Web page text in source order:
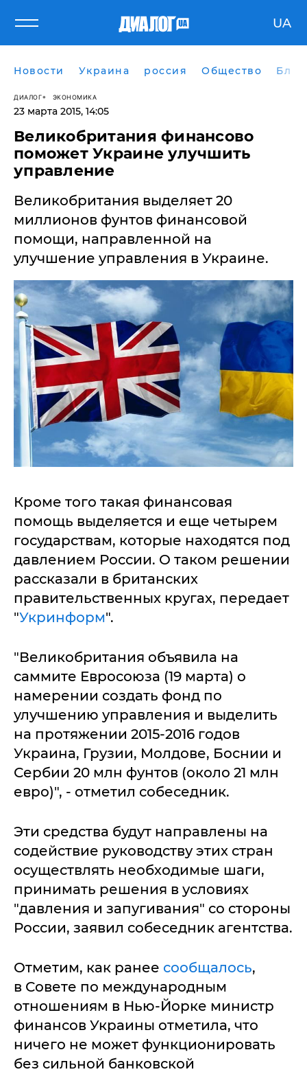
UA
Новости Украина россия Общество
ДИАЛОГ ЭКОНОМИКА
23 марта 2015, 14:05
Великобритания финансово
поможет Украине улучшить
управление
​Великобритания выделяет 20
миллионов фунтов финансовой
помощи, направленной на
улучшение управления в Украине.
Кроме того такая финансовая
помощь выделяется и еще четырем
государствам, которые находятся под
давлением России. О таком решении
рассказали в британских
правительственных кругах, передает
"Укринформ".
"Великобритания объявила на
саммите Евросоюза (19 марта) о
намерении создать фонд по
улучшению управления и выделить
на протяжении 2015-2016 годов
Украина, Грузии, Молдове, Боснии и
Сербии 20 млн фунтов (около 21 млн
евро)", - отметил собеседник.
Эти средства будут направлены на
содействие руководству этих стран
осуществлять необходимые шаги,
принимать решения в условиях
"давления и запугивания" со стороны
России, заявил собеседник агентства.
Отметим, как ранее сообщалось,
в Совете по международным
отношениям в Нью-Йорке министр
финансов Украины отметила, что
ничего не может функционировать
без сильной банковской